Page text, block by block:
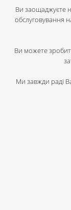
Ви заощаджуєте
обслуговування
Ви можете
Ми завжди раді